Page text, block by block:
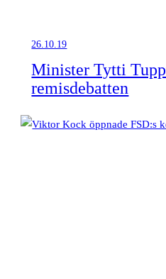
26.10.19
Minister Tytti
remisdebatten